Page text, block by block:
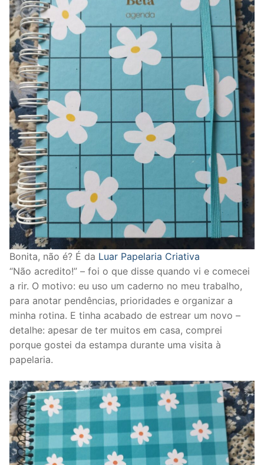
Bonita, não é? É da Luar Papelaria Criativa
“Não acredito!” – foi o que disse quando vi e comecei
a rir. O motivo: eu uso um caderno no meu trabalho,
para anotar pendências, prioridades e organizar a
minha rotina. E tinha acabado de estrear um novo –
detalhe: apesar de ter muitos em casa, comprei
porque gostei da estampa durante uma visita à
papelaria.